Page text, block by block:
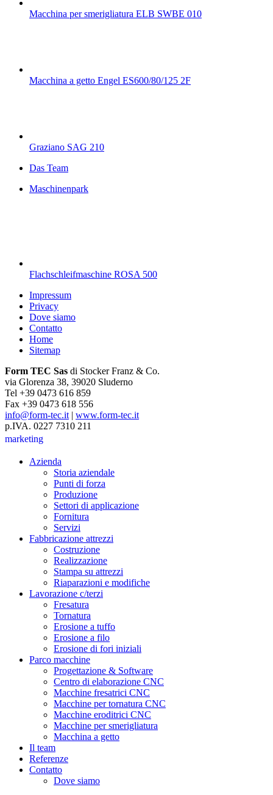
Macchina per smerigliatura ELB SWBE 010
Macchina a getto Engel ES600/80/125 2F
Graziano SAG 210
Das Team
Maschinenpark
Flachschleifmaschine ROSA 500
Impressum
Privacy
Dove siamo
Contatto
Home
Sitemap
Form TEC Sas di Stocker Franz & Co.
via Glorenza 38, 39020 Sluderno
Tel +39 0473 616 859
Fax +39 0473 618 556
info@form-tec.it| www.form-tec.it
p.IVA. 0227 7310 211
marketing
Azienda
Storia aziendale
Punti di forza
Produzione
Settori di applicazione
Fornitura
Servizi
Fabbricazione attrezzi
Costruzione
Realizzazione
Stampa su attrezzi
Riaparazioni e modifiche
Lavorazione c/terzi
Fresatura
Tornatura
Erosione a tuffo
Erosione a filo
Erosione di fori iniziali
Parco macchine
Progettazione & Software
Centro di elaborazione CNC
Macchine fresatrici CNC
Macchine per tornatura CNC
Macchine eroditrici CNC
Macchine per smerigliatura
Macchina a getto
Il team
Referenze
Contatto
Dove siamo